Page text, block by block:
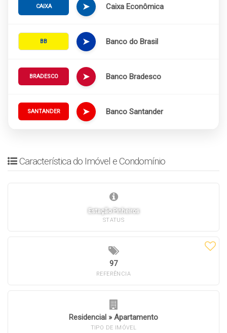
CAIXA ➤ Caixa Econômica
BB ➤ Banco do Brasil
BRADESCO ➤ Banco Bradesco
SANTANDER ➤ Banco Santander
Característica do Imóvel e Condomínio
Estação Pinheiros
STATUS
97
REFERÊNCIA
Residencial » Apartamento
TIPO DE IMÓVEL